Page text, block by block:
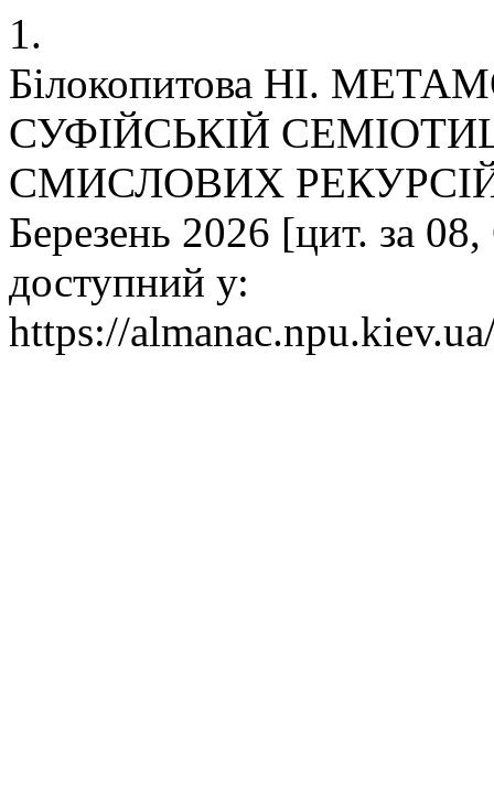
1.
Білокопитова НІ.
СУФІЙСЬКІЙ
СМИСЛОВИХ РЕКУРСІЙ.
Березень 2026 [цит. за
доступний у:
https://